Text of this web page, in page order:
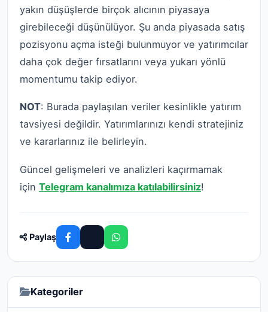
yakın düşüşlerde birçok alıcının piyasaya
girebileceği düşünülüyor. Şu anda piyasada satış
pozisyonu açma isteği bulunmuyor ve yatırımcılar
daha çok değer fırsatlarını veya yukarı yönlü
momentumu takip ediyor.
NOT: Burada paylaşılan veriler kesinlikle yatırım
tavsiyesi değildir. Yatırımlarınızı kendi stratejiniz
ve kararlarınız ile belirleyin.
Güncel gelişmeleri ve analizleri kaçırmamak
için Telegram kanalımıza katılabilirsiniz!
Paylaş
Kategoriler